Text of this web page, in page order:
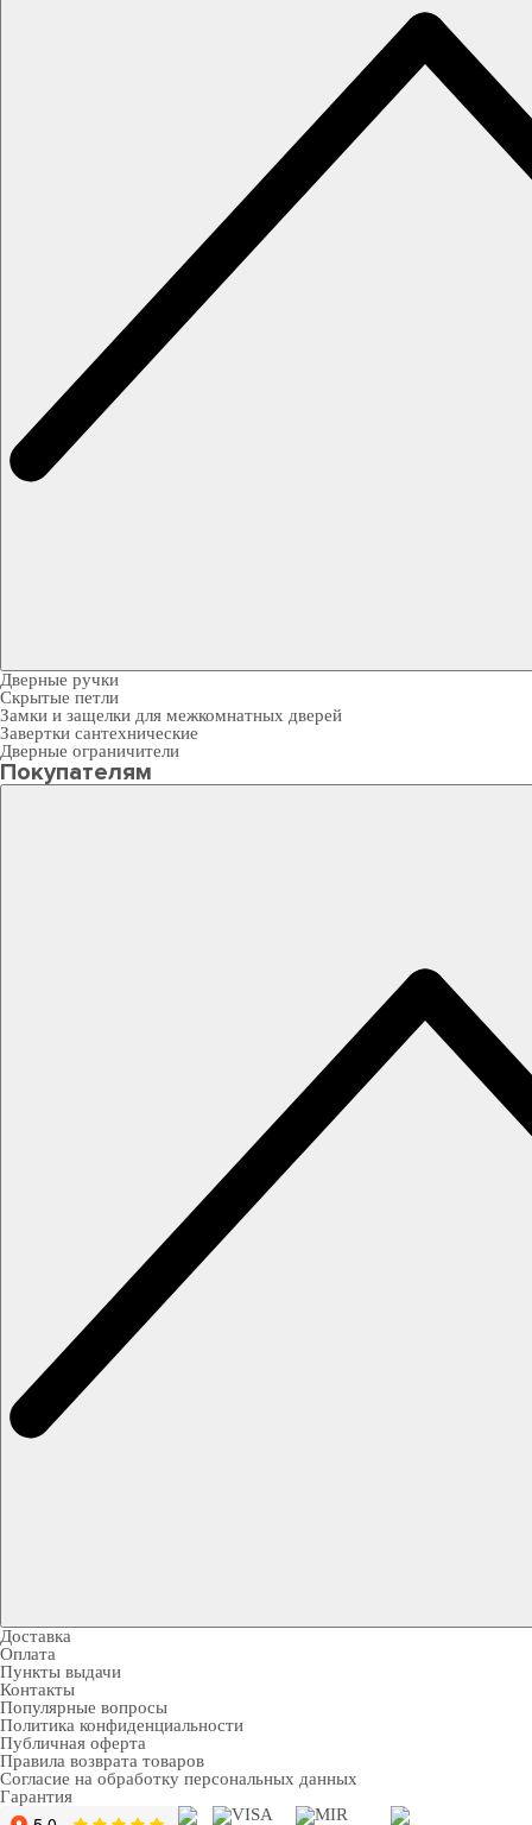
Дверные ручки
Скрытые петли
Замки и защелки для межкомнатных дверей
Завертки сантехнические
Дверные ограничители
Покупателям
Доставка
Оплата
Пункты выдачи
Контакты
Популярные вопросы
Политика конфиденциальности
Публичная оферта
Правила возврата товаров
Согласие на обработку персональных данных
Гарантия